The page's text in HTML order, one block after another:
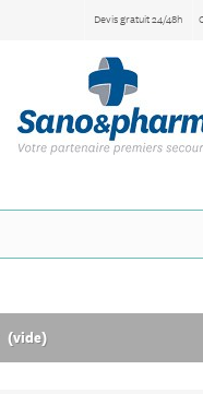
Devis gratuit 24/48h
(vide)